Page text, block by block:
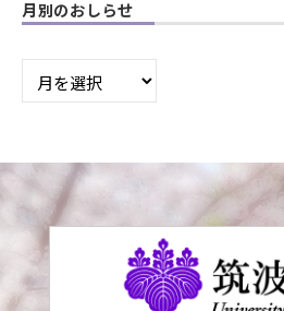
月別のおしらせ
月
ら